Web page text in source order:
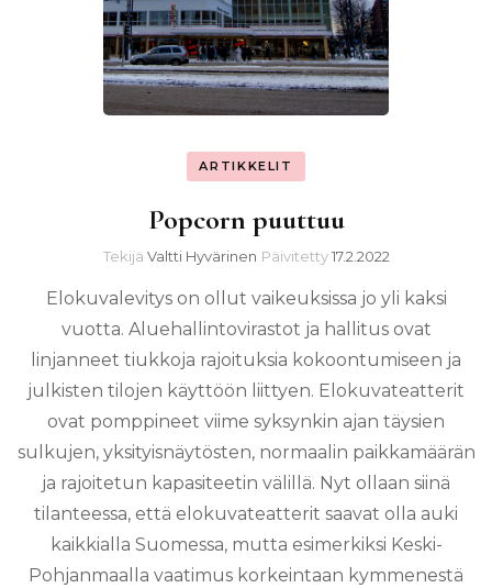
ARTIKKELIT
Popcorn puuttuu
Tekijä Valtti Hyvärinen Päivitetty17.2.2022
Elokuvalevitys on ollut vaikeuksissa jo yli kaksi
vuotta. Aluehallintovirastot ja hallitus ovat
linjanneet tiukkoja rajoituksia kokoontumiseen ja
julkisten tilojen käyttöön liittyen. Elokuvateatterit
ovat pomppineet viime syksynkin ajan täysien
sulkujen, yksityisnäytösten, normaalin paikkamäärän
ja rajoitetun kapasiteetin välillä. Nyt ollaan siinä
tilanteessa, että elokuvateatterit saavat olla auki
kaikkialla Suomessa, mutta esimerkiksi Keski-
Pohjanmaalla vaatimus korkeintaan kymmenestä